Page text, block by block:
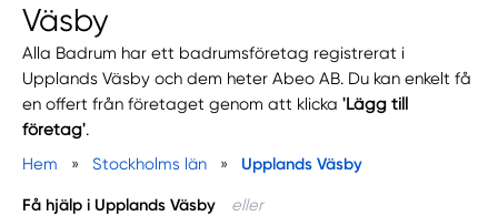
Väsby
Alla Badrum har ett badrumsföretag registrerat i
Upplands Väsby och dem heter Abeo AB. Du kan enkelt få
en offert från företaget genom att klicka'Lägg till
företag'.
Hem
» Stockholms län » Upplands Väsby
Få hjälp i Upplands Väsby eller